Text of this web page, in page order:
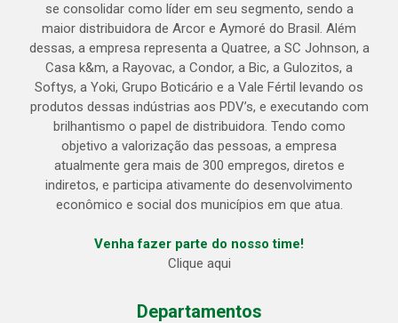
se consolidar como líder em seu segmento, sendo a
maior distribuidora de Arcor e Aymoré do Brasil. Além
dessas, a empresa representa a Quatree, a SC Johnson, a
Casa k&m, a Rayovac, a Condor, a Bic, a Gulozitos, a
Softys, a Yoki, Grupo Boticário e a Vale Fértil levando os
produtos dessas indústrias aos PDV’s, e executando com
brilhantismo o papel de distribuidora. Tendo como
objetivo a valorização das pessoas, a empresa
atualmente gera mais de 300 empregos, diretos e
indiretos, e participa ativamente do desenvolvimento
econômico e social dos municípios em que atua.
Venha fazer parte do nosso time!
Clique aqui
Departamentos